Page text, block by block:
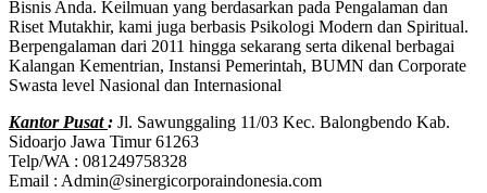
Bisnis Anda. Keilmuan yang berdasarkan pada Pengalaman dan
Riset Mutakhir, kami juga berbasis Psikologi Modern dan Spiritual.
Berpengalaman dari 2011 hingga sekarang serta dikenal berbagai
Kalangan Kementrian, Instansi Pemerintah, BUMN dan Corporate
Swasta level Nasional dan Internasional
Kantor Pusat: Jl. Sawunggaling 11/03 Kec. Balongbendo Kab.
Sidoarjo Jawa Timur 61263
Telp/WA : 081249758328
Email : Admin@sinergicorporaindonesia.com